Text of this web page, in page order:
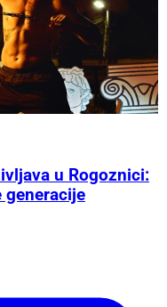
u Rogoznici:
generacije